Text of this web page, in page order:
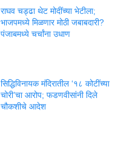
राघव चड्ढा थेट मोदींच्या भेटीला;
भाजपमध्ये मिळणार मोठी जबाबदारी?
पंजाबमध्ये चर्चांना उधाण
सिद्धिविनायक मंदिरातील ‘१८ कोटींच्या
चोरी’चा आरोप; फडणवीसांनी दिले
चौकशीचे आदेश